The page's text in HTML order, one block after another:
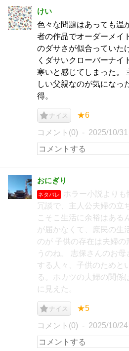
けい
色々な問題はあっても温
者の作品でオーダーメイ
のダサさが似合っていた
くダサいクローバーナイ
寒いと感じてしまった。
しい父親なのが気になっ
得。
ナイス ★6
コメント(0) 2025/10/31
おにぎり
ネタバレ
ホラー小説より
冗談で、主人公夫婦の立
こそこ生活に余裕はある
が届かなくて、庶民の生
のが 子供の存在は夫婦
うのね。 志保さんのお
する人々、子供のためと
る。ホカツの夫婦の関係
に見えた。
ナイス ★5
コメント(0) 2025/10/24